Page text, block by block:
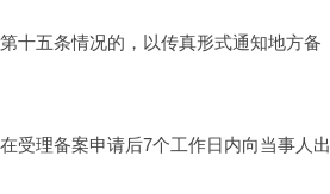
十五条情况的，以传真形式通知地方备
受理备案申请后7个工作日内向当事人出